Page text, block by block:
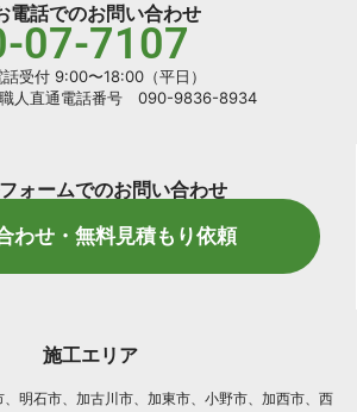
電話でのお問い合わせ
07-7107
話受付 9:00〜18:00（平日）
職人直通電話番号 090-9836-8934
ォームでのお問い合わせ
わせ・無料見積もり依頼
施工エリア
明石市、加古川市、加東市、小野市、加西市、西